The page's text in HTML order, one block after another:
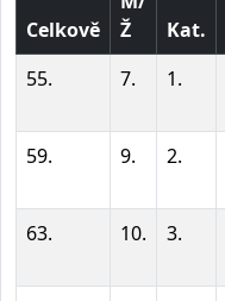
Celkově
Ž
Kat.
55.
7. 1.
59. 9. 2.
63. 10. 3.